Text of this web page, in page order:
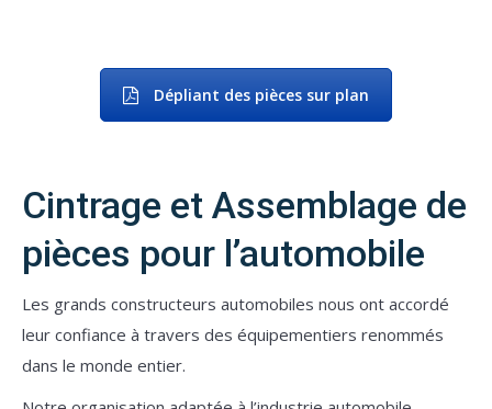
Dépliant des pièces sur plan
Cintrage et Assemblage de
pièces pour l’automobile
Les grands constructeurs automobiles nous ont accordé
leur confiance à travers des équipementiers renommés
dans le monde entier.